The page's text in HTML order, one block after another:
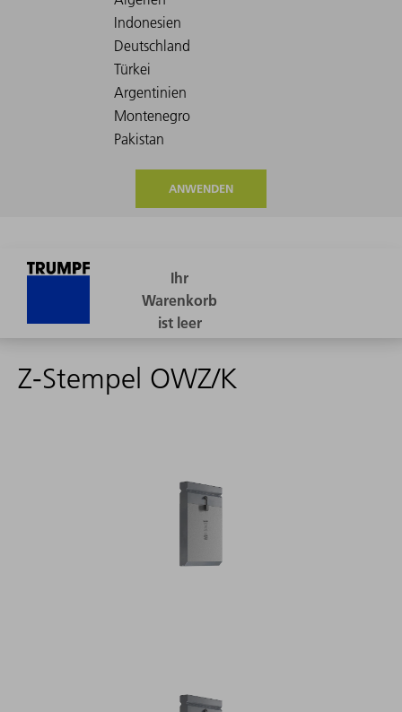
ANWENDEN
Z-Stempel OWZ/K